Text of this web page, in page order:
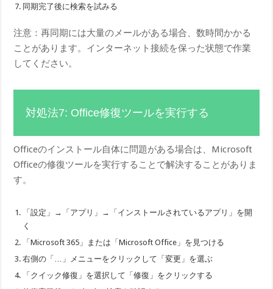
同期完了後に検索を試みる
注意：再同期には大量のメールがある場合、数時間かかる
ことがあります。インターネット接続を保った状態で作業
してください。
対処法7: Office修復ツールを実行する
Officeのインストール自体に問題がある場合は、Microsoft
Officeの修復ツールを実行することで解決することがありま
す。
「設定」→「アプリ」→「インストールされているアプリ」を開
く
「Microsoft 365」または「Microsoft Office」を見つける
右側の「…」メニューをクリックして「変更」を選ぶ
「クイック修復」を選択して「修復」をクリックする